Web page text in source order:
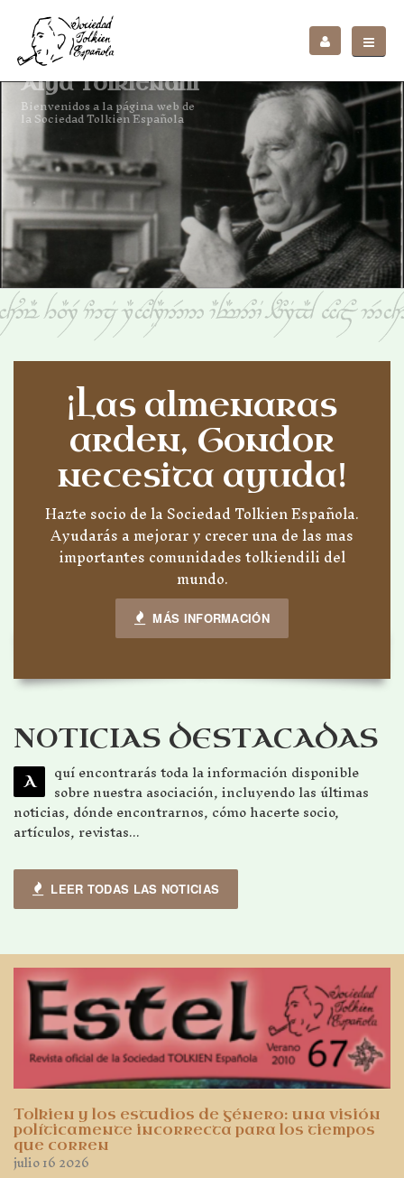
Forma parte de una de las Sociedades Tolkien
más importantes en el mundo, nacida en 1991
¡Las almenaras
arden, Gondor
necesita ayuda!
Hazte socio de la Sociedad Tolkien Española.
Ayudarás a mejorar y crecer una de las mas
importantes comunidades tolkiendili del
mundo.
MÁS INFORMACIÓN
NOTICIAS DESTACADAS
A quí encontrarás toda la información disponible
sobre nuestra asociación, incluyendo las últimas
noticias, dónde encontrarnos, cómo hacerte socio,
artículos, revistas...
LEER TODAS LAS NOTICIAS
Tolkien y los estudios de género: una visión
políticamente incorrecta para los tiempos
que corren
julio 16 2026